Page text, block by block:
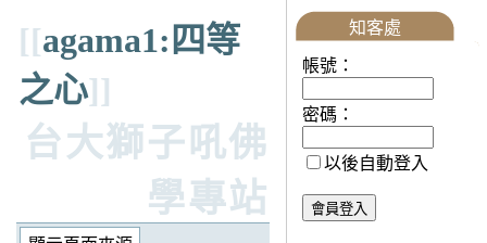
[[agama1:四等
之心]]
台大獅子吼佛
學專站
知客處
帳號：
密碼：
以後自動登入